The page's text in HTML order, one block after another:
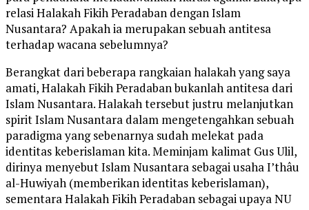
relasi Halakah Fikih Peradaban dengan Islam
Nusantara? Apakah ia merupakan sebuah antitesa
terhadap wacana sebelumnya?
Berangkat dari beberapa rangkaian halakah yang saya
amati, Halakah Fikih Peradaban bukanlah antitesa dari
Islam Nusantara. Halakah tersebut justru melanjutkan
spirit Islam Nusantara dalam mengetengahkan sebuah
paradigma yang sebenarnya sudah melekat pada
identitas keberislaman kita. Meminjam kalimat Gus Ulil,
dirinya menyebut Islam Nusantara sebagai usaha I’thâu
al-Huwiyah (memberikan identitas keberislaman),
sementara Halakah Fikih Peradaban sebagai upaya NU